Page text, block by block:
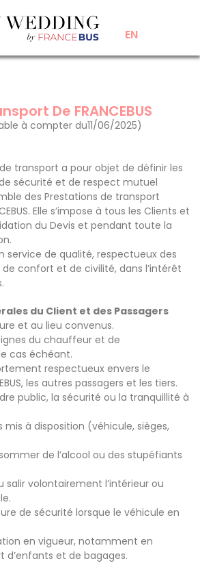
EN
De FRANCEBUS
à compter du11/06/2025)
transport a pour objet de définir les
sécurité et de respect mutuel
des Prestations de transport
Elle s’impose à tous les Clients et
du Devis et pendant toute la
service de qualité, respectueux des
confort et de civilité, dans l’intérêt
du Client et des Passagers
et au lieu convenus.
du chauffeur et de
cas échéant.
respectueux envers le
les autres passagers et les tiers.
public, la sécurité ou la tranquillité à
mis à disposition (véhicule, sièges,
de l’alcool ou des stupéfiants
salir volontairement l’intérieur ou
de sécurité lorsque le véhicule en
en vigueur, notamment en
et de bagages.